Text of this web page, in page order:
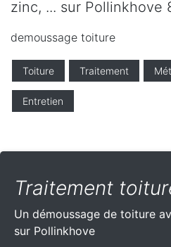
zinc, ... sur Pollinkhove
demoussage toiture
Toiture Traitement
Entretien
Traitement
Un démoussage de toiture
sur Pollinkhove